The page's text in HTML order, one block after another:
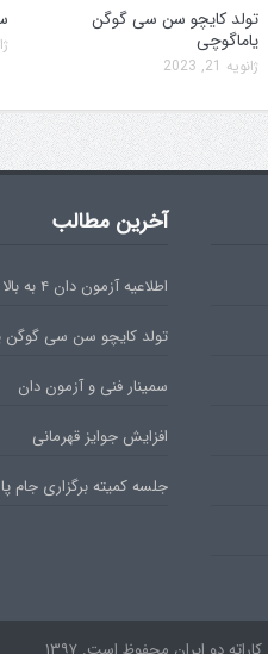
تولد کایچو سن سی گوگن
یاماگوچی
ژانویه 21, 2023
آخرین مطالب
اطلاعیه آزمون دان ۴ به بالا
تولد کایچو سن سی گوگن
سمینار فنی و آزمون دان
افزایش جوایز قهرمانی
جلسه کمیته برگزاری جام